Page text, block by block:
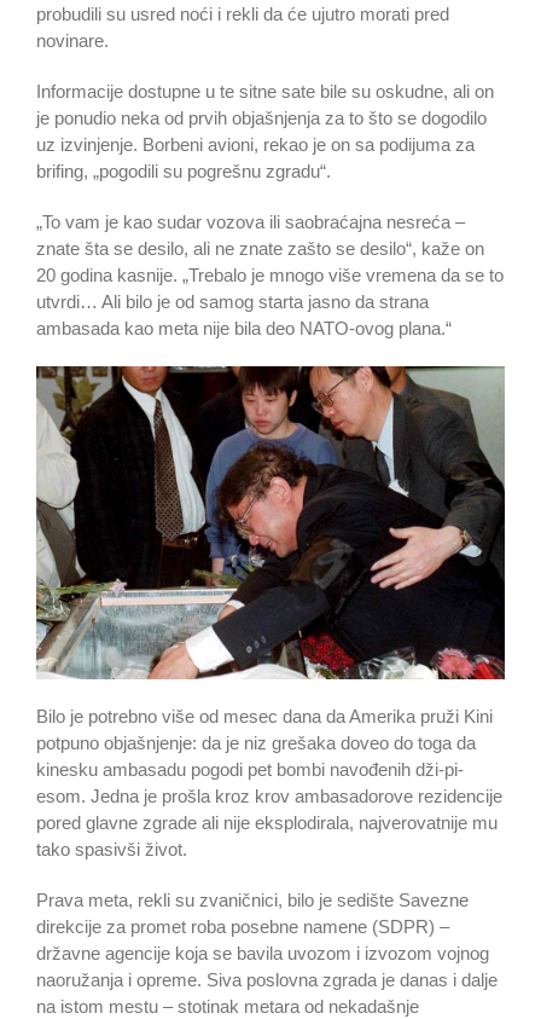
probudili su usred noći i rekli da će ujutro morati pred
novinare.
Informacije dostupne u te sitne sate bile su oskudne, ali on
je ponudio neka od prvih objašnjenja za to što se dogodilo
uz izvinjenje. Borbeni avioni, rekao je on sa podijuma za
brifing, „pogodili su pogrešnu zgradu“.
„To vam je kao sudar vozova ili saobraćajna nesreća –
znate šta se desilo, ali ne znate zašto se desilo“, kaže on
20 godina kasnije. „Trebalo je mnogo više vremena da se to
utvrdi… Ali bilo je od samog starta jasno da strana
ambasada kao meta nije bila deo NATO-ovog plana.“
Bilo je potrebno više od mesec dana da Amerika pruži Kini
potpuno objašnjenje: da je niz grešaka doveo do toga da
kinesku ambasadu pogodi pet bombi navođenih dži-pi-
esom. Jedna je prošla kroz krov ambasadorove rezidencije
pored glavne zgrade ali nije eksplodirala, najverovatnije mu
tako spasivši život.
Prava meta, rekli su zvaničnici, bilo je sedište Savezne
direkcije za promet roba posebne namene (SDPR) –
državne agencije koja se bavila uvozom i izvozom vojnog
naoružanja i opreme. Siva poslovna zgrada je danas i dalje
na istom mestu – stotinak metara od nekadašnje